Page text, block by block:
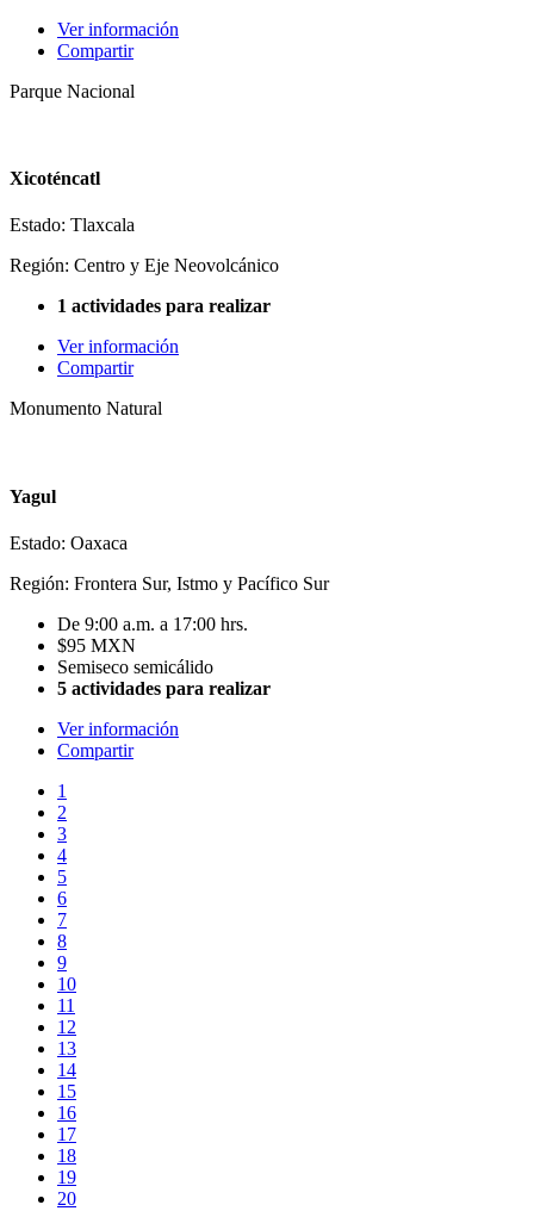
Ver información
Compartir
Parque Nacional
Xicoténcatl
Estado: Tlaxcala
Región: Centro y Eje Neovolcánico
1 actividades para realizar
Ver información
Compartir
Monumento Natural
Yagul
Estado: Oaxaca
Región: Frontera Sur, Istmo y Pacífico Sur
De 9:00 a.m. a 17:00 hrs.
$95 MXN
Semiseco semicálido
5 actividades para realizar
Ver información
Compartir
1
2
3
4
5
6
7
8
9
10
11
12
13
14
15
16
17
18
19
20